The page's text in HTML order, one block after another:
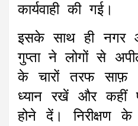
कार्यवाही की गई।
इसके साथ ही नगर
गुप्ता ने लोगों से
के चारों तरफ साफ़
ध्यान रखें और कहीं
होने दें। निरीक्षण